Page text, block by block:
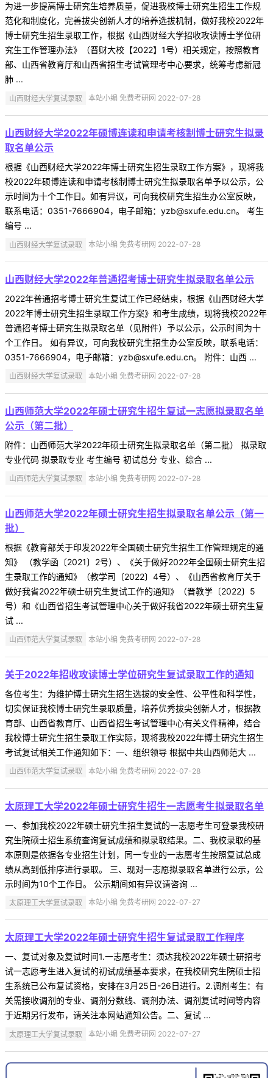
为进一步提高博士研究生培养质量，促进我校博士研究生招生工作规
范化和制度化，完善拔尖创新人才的培养选拔机制，做好我校2022年
博士研究生招生录取工作，根据《山西财经大学招收攻读博士学位研
究生工作管理办法》（晋财大校【2022】1号）相关规定，按照教育
部、山西省教育厅和山西省招生考试管理考中心要求，统筹考虑新冠
肺 ...
山西财经大学复试录取 本站小编 免费考研网 2022-07-28
山西财经大学2022年硕博连读和申请考核制博士研究生拟录
取名单公示
根据《山西财经大学2022年博士研究生招生录取工作方案》，现将我
校2022年硕博连读和申请考核制博士研究生拟录取名单予以公示，公
示时间为十个工作日。如有异议，可向我校研究生招生办公室反映，
联系电话：0351-7666904，电子邮箱：yzb@sxufe.edu.cn。 考生
编号 ...
山西财经大学复试录取 本站小编 免费考研网 2022-07-28
山西财经大学2022年普通招考博士研究生拟录取名单公示
2022年普通招考博士研究生复试工作已经结束，根据《山西财经大学
2022年博士研究生招生录取工作方案》和考生成绩，现将我校2022年
普通招考博士研究生拟录取名单（见附件）予以公示，公示时间为十
个工作日。 如有异议，可向我校研究生招生办公室反映，联系电话：
0351-7666904，电子邮箱：yzb@sxufe.edu.cn。 附件：山西 ...
山西财经大学复试录取 本站小编 免费考研网 2022-07-28
山西师范大学2022年硕士研究生招生复试一志愿拟录取名单
公示（第二批）
附件：山西师范大学2022年硕士研究生拟录取名单（第二批） 拟录取
专业代码 拟录取专业 考生编号 初试总分 专业、综合 ...
山西师范大学复试录取 本站小编 免费考研网 2022-07-28
山西师范大学2022年硕士研究生招生拟录取名单公示（第一
批）
根据《教育部关于印发2022年全国硕士研究生招生工作管理规定的通
知》 （教学函〔2021〕2号）、《关于做好2022年全国硕士研究生招
生录取工作的通知》（教学司〔2022〕4号）、《山西省教育厅关于
做好我省2022年硕士研究生复试工作的通知》（晋教学〔2022〕5
号）和《山西省招生考试管理中心关于做好我省2022年硕士研究生复
试 ...
山西师范大学复试录取 本站小编 免费考研网 2022-07-28
关于2022年招收攻读博士学位研究生复试录取工作的通知
各位考生：为维护博士研究生招生选拔的安全性、公平性和科学性，
切实保证我校博士研究生录取质量，培养优秀拔尖创新人才，根据教
育部、山西省教育厅、山西省招生考试管理中心有关文件精神，结合
我校博士研究生招生录取工作实际，现将我校2022年博士研究生招生
考试复试相关工作通知如下：一、组织领导 根据中共山西师范大 ...
山西师范大学复试录取 本站小编 免费考研网 2022-07-28
太原理工大学2022年硕士研究生招生一志愿考生拟录取名单
一、参加我校2022年硕士研究生招生复试的一志愿考生可登录我校研
究生院硕士招生系统查询复试成绩和拟录取结果。二、我校录取的基
本原则是依据各专业招生计划，同一专业的一志愿考生按照复试总成
绩从高到低排序进行录取。 三、现对一志愿拟录取名单进行公示，公
示时间为10个工作日。 公示期间如有异议请咨询 ...
太原理工大学复试录取 本站小编 免费考研网 2022-07-27
太原理工大学2022年硕士研究生招生复试录取工作程序
一、复试对象及复试时间1.一志愿考生：须达我校2022年硕士研招考
试一志愿考生进入复试的初试成绩基本要求，在我校研究生院硕士招
生系统已公布复试资格，安排在3月25日-26日进行。2.调剂考生：有
关需接收调剂的专业、调剂分数线、调剂办法、调剂复试时间等内容
于近期另行发布，请关注本网站通知公告。二、复试 ...
太原理工大学复试录取 本站小编 免费考研网 2022-07-27